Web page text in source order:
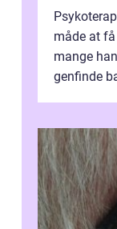
måde at
mange
genfinde